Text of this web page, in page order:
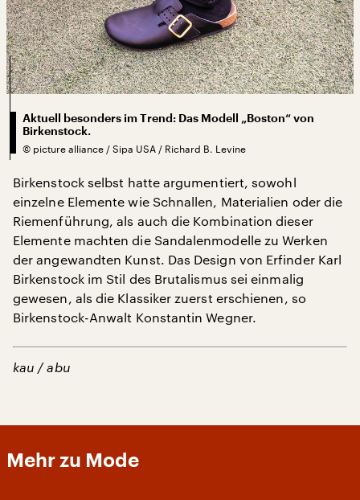
Aktuell besonders im Trend: Das Modell „Boston“ von
Birkenstock.
© picture alliance / Sipa USA / Richard B. Levine
Birkenstock selbst hatte argumentiert, sowohl
einzelne Elemente wie Schnallen, Materialien oder die
Riemenführung, als auch die Kombination dieser
Elemente machten die Sandalenmodelle zu Werken
der angewandten Kunst. Das Design von Erfinder Karl
Birkenstock im Stil des Brutalismus sei einmalig
gewesen, als die Klassiker zuerst erschienen, so
Birkenstock-Anwalt Konstantin Wegner.
kau / abu
Mehr zu Mode